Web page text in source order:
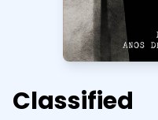
Classified